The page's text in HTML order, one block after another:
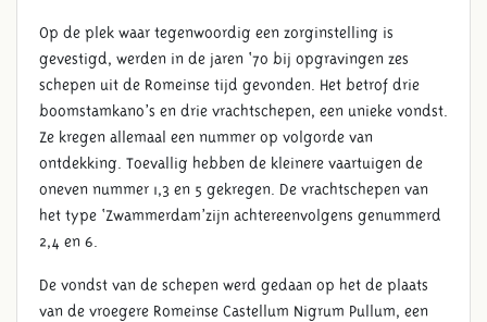
Op de plek waar tegenwoordig een zorginstelling is
gevestigd, werden in de jaren ‘70 bij opgravingen zes
schepen uit de Romeinse tijd gevonden. Het betrof drie
boomstamkano’s en drie vrachtschepen, een unieke vondst.
Ze kregen allemaal een nummer op volgorde van
ontdekking. Toevallig hebben de kleinere vaartuigen de
oneven nummer 1,3 en 5 gekregen. De vrachtschepen van
het type ‘Zwammerdam’zijn achtereenvolgens genummerd
2,4 en 6.
De vondst van de schepen werd gedaan op het de plaats
van de vroegere Romeinse Castellum Nigrum Pullum, een